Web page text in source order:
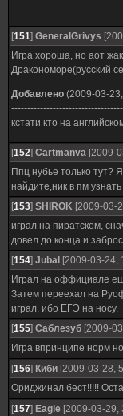
[151] GeneralGrivys
Игра хороша, но аот
Дракономоре(русский
Добавлено (2009-03-
кстати кто на
[152] Cartmanva [2009-
Ппц нубье только тут?
найдите,ник в пм
[153] SHIROK [2009-03-
играл на пиратском,
довел до конца и
[154] Jubal [2009-03-24,
Играл на оффициале
Затем переехал на
играл, ибо ЕГЭ на носу.
[155] Саблезуб [2009-
Игра впринципе норм
[156] Киби [2009-03-28,
Ориджинал бест!!!!!
[157] Eagle [2009-03-29,